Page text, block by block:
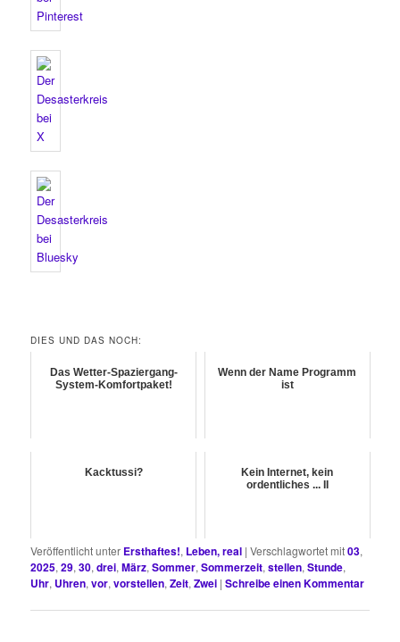
DIES UND DAS NOCH:
Das Wetter-Spaziergang-
System-Komfortpaket!
Wenn der Name Programm
ist
Kacktussi?
Kein Internet, kein
ordentliches ... II
Veröffentlicht unter Ersthaftes!, Leben, real |Verschlagwortet mit03,
2025,29,30,drei,März,Sommer,Sommerzeit,stellen,Stunde,
Uhr, Uhren,vor,vorstellen,Zeit,Zwei |Schreibe einen Kommentar